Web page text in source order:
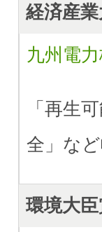
経済産
九州電
「再生
全」な
環境大臣